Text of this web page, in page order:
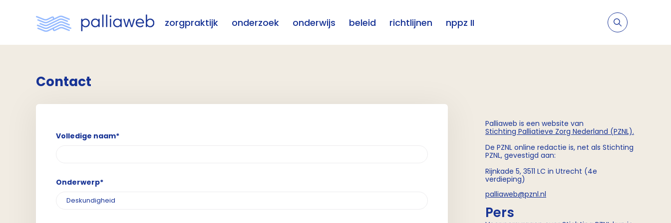
zorgpraktijk onderzoek onderwijs beleid richtlijnen nppz II
Contact
Volledige naam*
Onderwerp*
Palliaweb is een website van
Stichting Palliatieve Zorg Nederland (PZNL).
De PZNL online redactie is, net als Stichting
PZNL, gevestigd aan:
Rijnkade 5, 3511 LC in Utrecht (4e
verdieping)
palliaweb@pznl.nl
Pers